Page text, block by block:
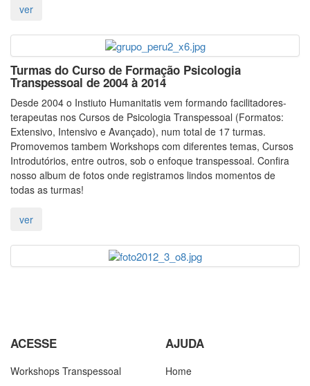
Turmas do Curso de Formação Psicologia
Transpessoal de 2004 à 2014
Desde 2004 o Instiuto Humanitatis vem formando facilitadores-
terapeutas nos Cursos de Psicologia Transpessoal (Formatos:
Extensivo, Intensivo e Avançado), num total de 17 turmas.
Promovemos tambem Workshops com diferentes temas, Cursos
Introdutórios, entre outros, sob o enfoque transpessoal. Confira
nosso album de fotos onde registramos lindos momentos de
todas as turmas!
ACESSE
Workshops Transpessoal
AJUDA
Home